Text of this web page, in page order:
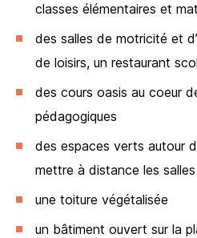
classes élémentaires et
des salles de motricité et
de loisirs, un restaurant
des cours oasis au coeur
pédagogiques
des espaces verts autour
mettre à distance les
une toiture végétalisée
un bâtiment ouvert sur la